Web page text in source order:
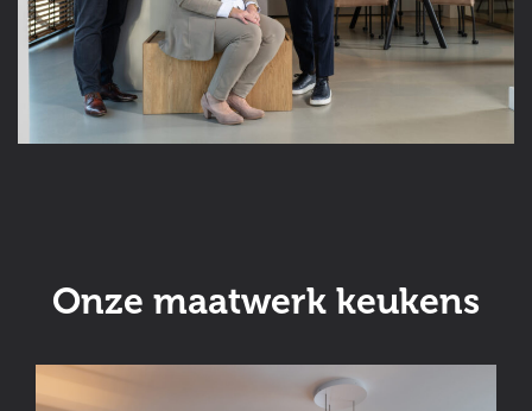
Onze maatwerk keukens